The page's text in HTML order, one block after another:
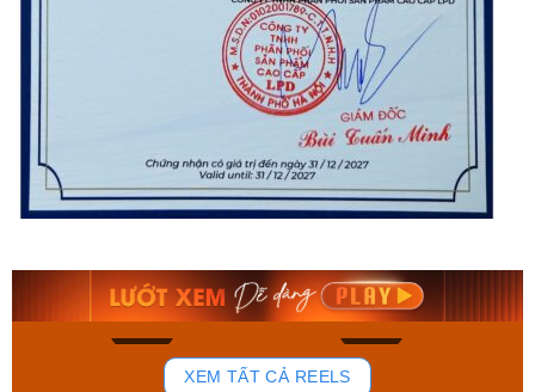
194
Orient Nam RA-
Mua ngay
Casio Nam MTS-
Mua ngay
XEM TẤT CẢ REELS